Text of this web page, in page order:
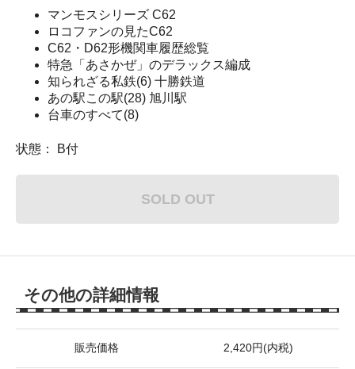
マンモスシリーズ C62
ロコファンの見たC62
C62・D62形機関車履歴総覧
特急「あさかぜ」のデラックス編成
知られざる私鉄(6) 十勝鉄道
あの駅この駅(28) 旭川駅
台車のすべて(8)
状態： B付
SOLD OUT
その他の詳細情報
販売価格 2,420円(内税)